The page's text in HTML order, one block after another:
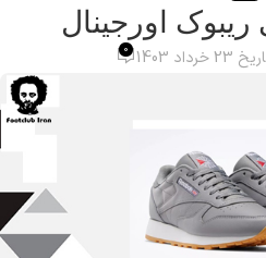
اورجینال
1403
0